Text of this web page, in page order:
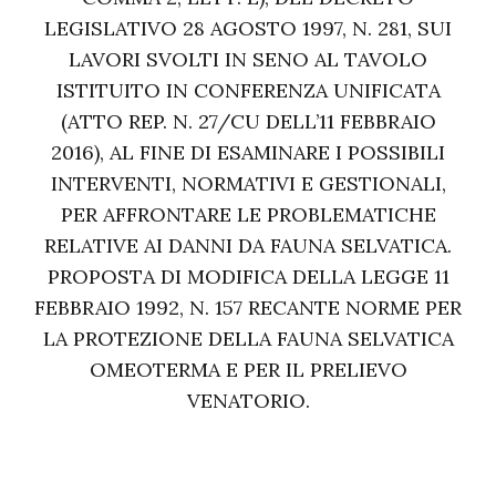
LEGISLATIVO 28 AGOSTO 1997, N. 281, SUI
LAVORI SVOLTI IN SENO AL TAVOLO
ISTITUITO IN CONFERENZA UNIFICATA
(ATTO REP. N. 27/CU DELL’11 FEBBRAIO
2016), AL FINE DI ESAMINARE I POSSIBILI
INTERVENTI, NORMATIVI E GESTIONALI,
PER AFFRONTARE LE PROBLEMATICHE
RELATIVE AI DANNI DA FAUNA SELVATICA.
PROPOSTA DI MODIFICA DELLA LEGGE 11
FEBBRAIO 1992, N. 157 RECANTE NORME PER
LA PROTEZIONE DELLA FAUNA SELVATICA
OMEOTERMA E PER IL PRELIEVO
VENATORIO.